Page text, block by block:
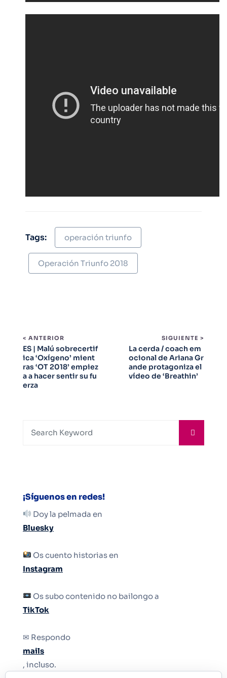
Tags: operación triunfo
Operación Triunfo 2018
< ANTERIOR
ES | Malú sobrecertif
ica ‘Oxígeno’ mient
ras ‘OT 2018’ empiez
a a hacer sentir su fu
erza
SIGUIENTE >
La cerda / coach em
ocional de Ariana Gr
ande protagoniza el
vídeo de ‘Breathin’
¡Síguenos en redes!
Doy la pelmada en
Bluesky
Os cuento historias en
Instagram
Os subo contenido no bailongo a
TikTok
✉ Respondo
mails
, incluso.